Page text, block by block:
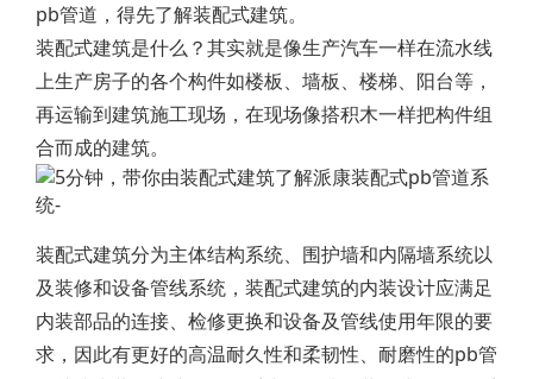
pb管道，得先了解装配式建筑。
装配式建筑是什么？其实就是像生产汽车一样在流水线
上生产房子的各个构件如楼板、墙板、楼梯、阳台等，
再运输到建筑施工现场，在现场像搭积木一样把构件组
合而成的建筑。
装配式建筑分为主体结构系统、围护墙和内隔墙系统以
及装修和设备管线系统，装配式建筑的内装设计应满足
内装部品的连接、检修更换和设备及管线使用年限的要
求，因此有更好的高温耐久性和柔韧性、耐磨性的pb管